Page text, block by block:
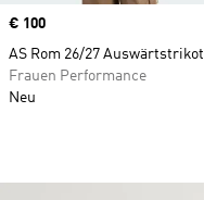
Price
€ 100
AS Rom 26/27 Auswärtstrikot
Frauen Performance
Neu